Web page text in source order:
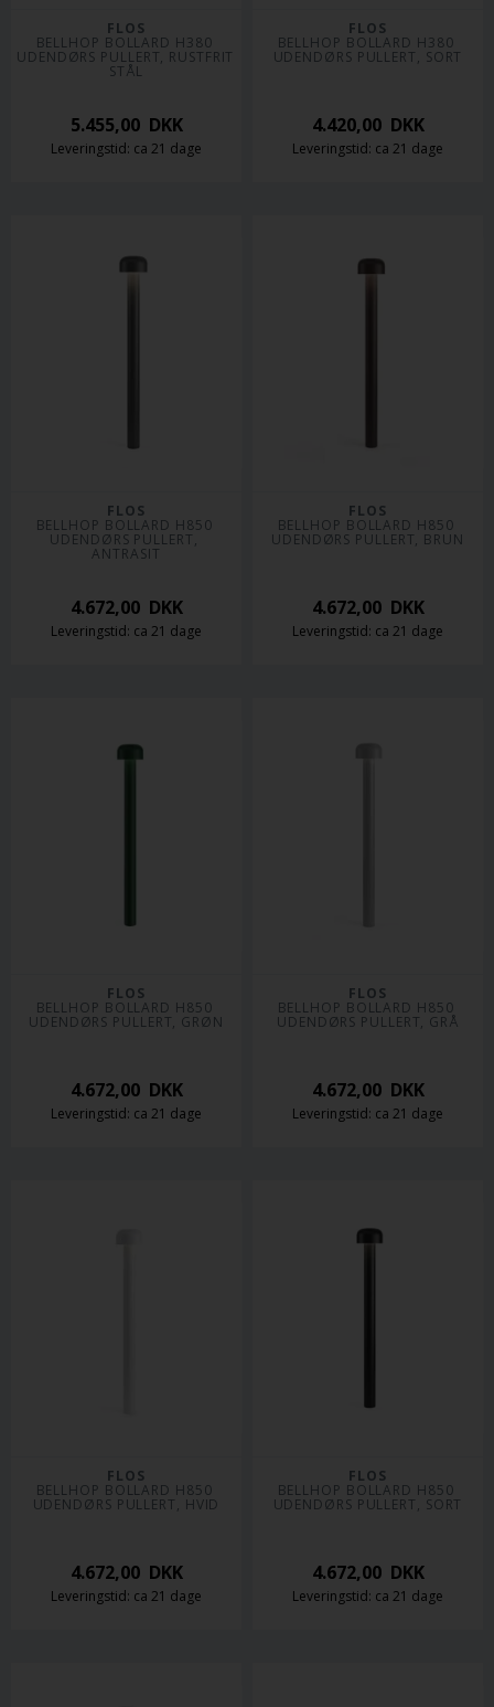
FLOS
BELLHOP BOLLARD H380
UDENDØRS PULLERT, RUSTFRIT
STÅL
5.455,00DKK
Leveringstid: ca 21 dage
FLOS
BELLHOP BOLLARD H380
UDENDØRS PULLERT, SORT
4.420,00DKK
Leveringstid: ca 21 dage
FLOS
BELLHOP BOLLARD H850
UDENDØRS PULLERT,
ANTRASIT
4.672,00DKK
Leveringstid: ca 21 dage
FLOS
BELLHOP BOLLARD H850
UDENDØRS PULLERT, BRUN
4.672,00DKK
Leveringstid: ca 21 dage
FLOS
BELLHOP BOLLARD H850
UDENDØRS PULLERT, GRØN
4.672,00DKK
Leveringstid: ca 21 dage
FLOS
BELLHOP BOLLARD H850
UDENDØRS PULLERT, GRÅ
4.672,00DKK
Leveringstid: ca 21 dage
FLOS
BELLHOP BOLLARD H850
UDENDØRS PULLERT, HVID
4.672,00DKK
Leveringstid: ca 21 dage
FLOS
BELLHOP BOLLARD H850
UDENDØRS PULLERT, SORT
4.672,00DKK
Leveringstid: ca 21 dage